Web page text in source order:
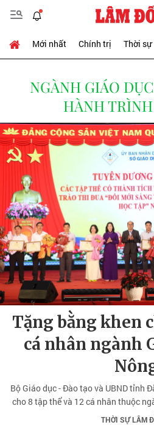
Mới nhất Chính trị Thời sự
NGÀNH GIÁO
HÀNH
Tặng bằng khen
cá nhân ngành
Bộ Giáo dục - Đào tạo và UBND tỉnh
cho 8 tập thể và 12 cá nhân thuộc
THỜI SỰ LÂM